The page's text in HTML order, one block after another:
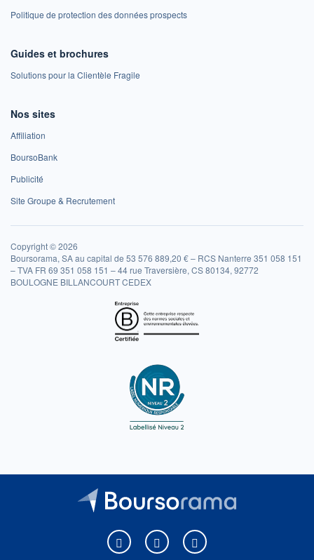
Politique de protection des données prospects
Guides et brochures
Solutions pour la Clientèle Fragile
Nos sites
Affiliation
BoursoBank
Publicité
Site Groupe & Recrutement
Copyright © 2026
Boursorama, SA au capital de 53 576 889,20 € – RCS Nanterre 351 058 151
– TVA FR 69 351 058 151 – 44 rue Traversière, CS 80134, 92772
BOULOGNE BILLANCOURT CEDEX
Boursorama sur Facebook
Boursorama sur XBoursorama sur